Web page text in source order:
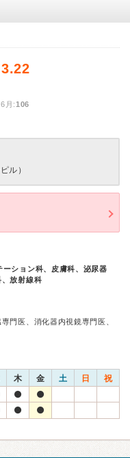
3.22
:106
ル）
ション科、皮膚科、泌尿器
放射線科
門医、消化器内視鏡専門医、
木 金 土 日 祝